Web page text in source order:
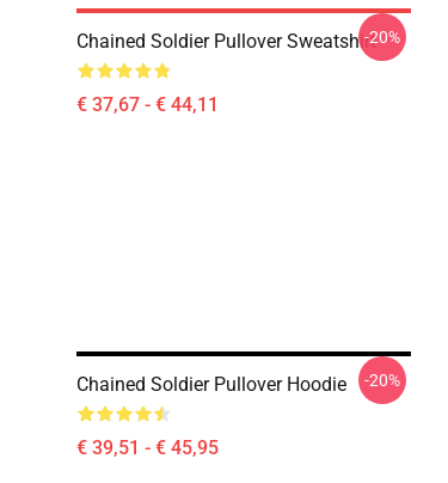
Chained Soldier Pullover Sweatshirt
€ 37,67 - € 44,11
-20%
Chained Soldier Pullover Hoodie
€ 39,51 - € 45,95
-20%